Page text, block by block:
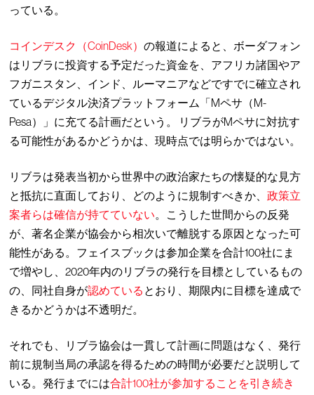
っている。
コインデスク（CoinDesk）の報道によると、ボーダフォン
はリブラに投資する予定だった資金を、アフリカ諸国やア
フガニスタン、インド、ルーマニアなどですでに確立され
ているデジタル決済プラットフォーム「Mペサ（M-
Pesa）」に充てる計画だという。 リブラがMペサに対抗す
る可能性があるかどうかは、現時点では明らかではない。
リブラは発表当初から世界中の政治家たちの懐疑的な見方
と抵抗に直面しており、どのように規制すべきか、政策立
案者らは確信が持てていない。こうした世間からの反発
が、著名企業が協会から相次いで離脱する原因となった可
能性がある。フェイスブックは参加企業を合計100社にま
で増やし、2020年内のリブラの発行を目標としているもの
の、同社自身が認めている とおり、期限内に目標を達成で
きるかどうかは不透明だ。
それでも、リブラ協会は一貫して計画に問題はなく、発行
前に規制当局の承認を得るための時間が必要だと説明して
いる。発行までには合計100社が参加することを引き続き